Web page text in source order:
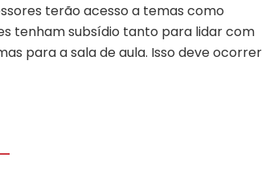
terão acesso a temas como
tenham subsídio tanto para lidar com
para a sala de aula. Isso deve ocorrer